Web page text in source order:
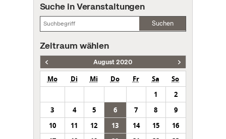
Suche in Veranstaltungen
Suchen
Zeitraum wählen
August 2020
Mo Di Mi Do Fr Sa
So
1
2
3
4 5 6 7 8
9
10
11 12 13 14 15
16